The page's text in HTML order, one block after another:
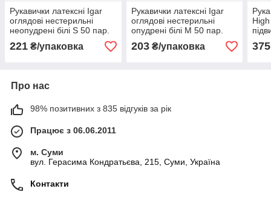
Рукавички латексні Igar
оглядові нестерильні
неопудрені білі S 50 пар.
221 ₴/упаковка
Рукавички латексні Igar
оглядові нестерильні
опудрені білі М 50 пар.
203₴/упаковка
High
XL
375
Про нас
98% позитивних з 835 відгуків за рік
Працює з 06.06.2011
м. Суми
вул. Герасима Кондратьєва, 215, Суми, Україна
Контакти